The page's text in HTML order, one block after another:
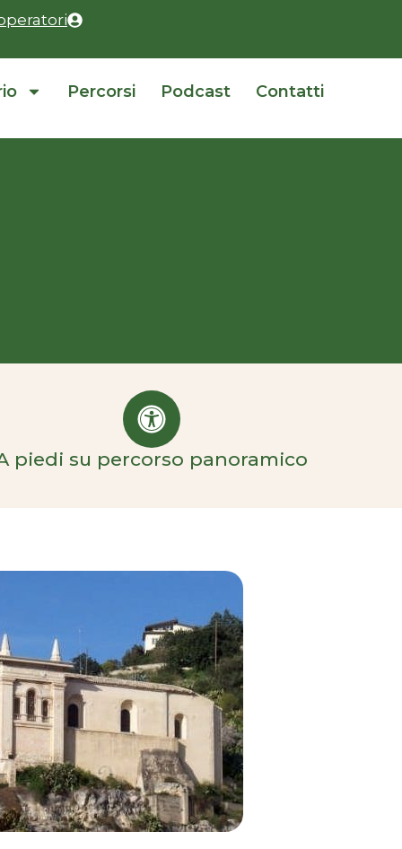
Percorsi Podcast Contatti
piedi su percorso panoramico